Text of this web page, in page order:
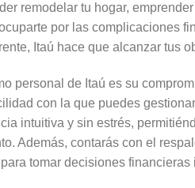
remodelar tu hogar,
por las complicaciones
Itaú hace que alcanzar tus
personal de Itaú es su
con la que puedes
intuitiva y sin estrés,
Además, contarás con el
tomar decisiones financieras